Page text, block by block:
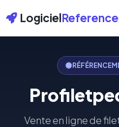
Logiciel
Vente en ligne de